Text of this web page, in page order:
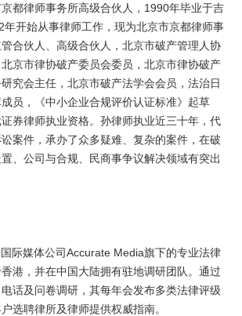
律师事务所高级合伙人，1990年毕业于吉
开始从事律师工作，现为北京市京都律师事
合伙人、高级合伙人，北京市破产管理人协
京市律协破产委员会委员，北京市律协破产
究会主任，北京市破产法学会会员，法治日
员，《中小企业合规评价认证标准》起草
券律师执业资格。孙律师执业近三十年，代
案件，承办了众多疑难、复杂的案件，在破
、公司与合规、民商事争议解决领域有突出
媒体公司Accurate Media旗下的专业法律
港，并在中国大陆拥有驻地调研团队。通过
话及问卷调研，其每年会发布多类法律评级
选聘律所及律师提供权威指南。